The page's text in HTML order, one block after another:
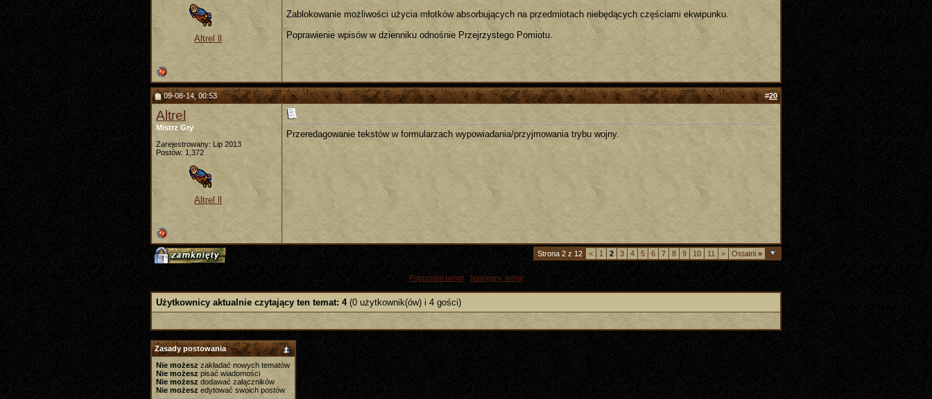
Altrel ll
Zablokowanie możliwości użycia młotków absorbujących na przedmiotach niebędących częściami ekwipunku.
Poprawienie wpisów w dzienniku odnośnie Przejrzystego Pomiotu.
09-08-14, 00:53 #20
Altrel
Mistrz Gry
Zarejestrowany: Lip 2013
Postów: 1,372
Altrel ll
Przeredagowanie tekstów w formularzach wypowiadania/przyjmowania trybu wojny.
Strona 2 z 12 < 1 2 3 4 5 6 7 8 9 10 11 > Ostatni »
Poprzedni temat| Następny temat
Użytkownicy aktualnie czytający ten temat: 4 (0 użytkownik(ów) i 4 gości)
Zasady postowania
Nie możesz zakładać nowych tematów
Nie możesz pisać wiadomości
Nie możesz dodawać załączników
Nie możesz edytować swoich postów